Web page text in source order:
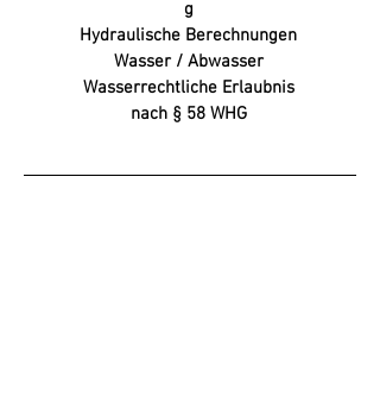
g
Hydraulische Berechnungen
Wasser / Abwasser
Wasserrechtliche Erlaubnis
nach § 58 WHG